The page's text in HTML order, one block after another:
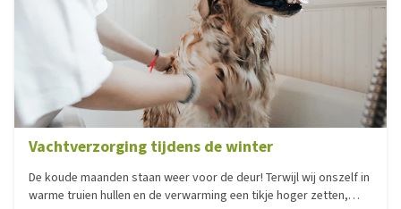
Vachtverzorging tijdens de winter
De koude maanden staan weer voor de deur! Terwijl wij onszelf in
warme truien hullen en de verwarming een tikje hoger zetten,